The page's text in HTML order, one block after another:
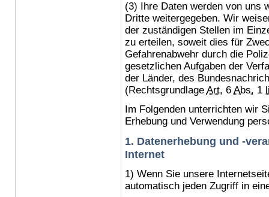
(3) Ihre Daten werden von uns
Dritte weitergegeben. Wir
der zuständigen Stellen im
zu erteilen, soweit dies für
Gefahrenabwehr durch die
gesetzlichen Aufgaben der
der Länder, des
(Rechtsgrundlage Art. 6 Abs. 1
Im Folgenden unterrichten wir
Erhebung und Verwendung
1. Datenerhebung und -
Internet
1) Wenn Sie unsere
automatisch jeden Zugriff in